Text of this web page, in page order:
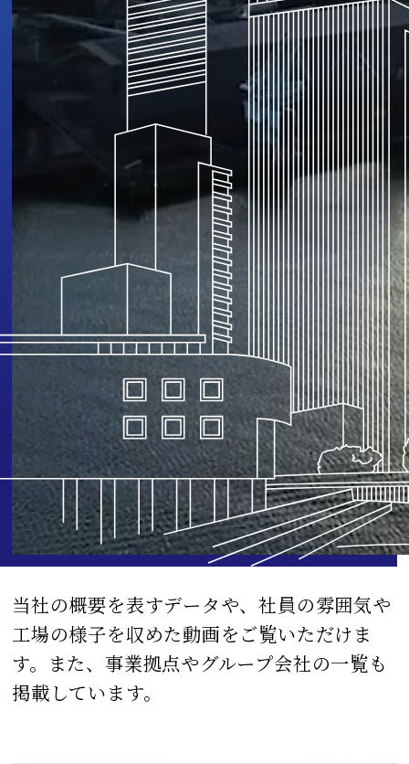
当社の概要を表すデータや、社員の雰囲気や
工場の様子を収めた動画をご覧いただけま
す。また、事業拠点やグループ会社の一覧も
掲載しています。